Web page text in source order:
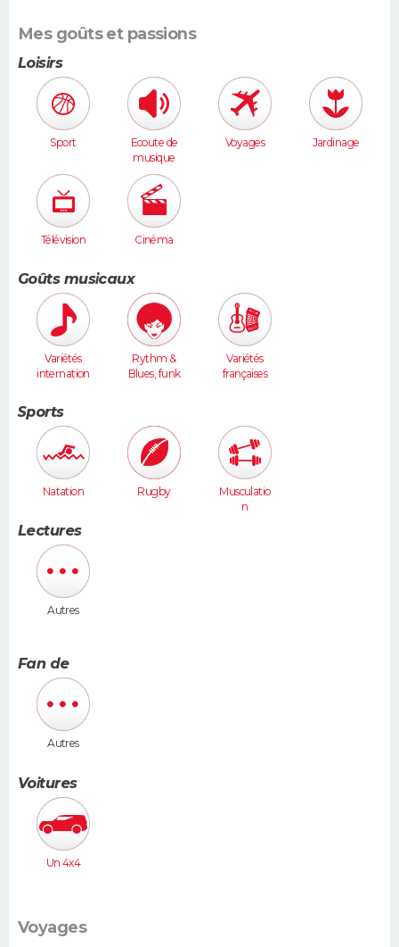
Mes goûts et passions
Loisirs
Sport
Ecoute de
musique
Voyages Jardinage
Télévision Cinéma
Goûts musicaux
Variétés
internation
Rythm &
Blues, funk
Variétés
françaises
Sports
Natation Rugby
Musculatio
n
Lectures
Autres
Fan de
Autres
Voitures
Un 4x4
Voyages